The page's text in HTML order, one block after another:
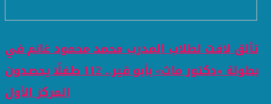
تألق لافت لطلاب المدرب محمد محمود غانم في
بطولة «دكتور ماث» بأبو قير.. 112 طفلًا يحصدون
المركز الأول